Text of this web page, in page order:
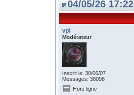
04/05/26 17:22
vpl
Modérateur
Inscrit le: 30/06/07
Messages: 38098
Hors ligne